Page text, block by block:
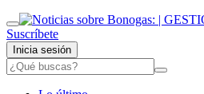
Suscríbete
Inicia sesión